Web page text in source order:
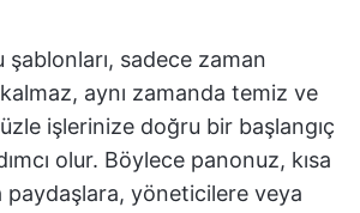
şablonları, sadece zaman
aynı zamanda temiz ve
işlerinize doğru bir başlangıç
olur. Böylece panonuz, kısa
paydaşlara, yöneticilere veya